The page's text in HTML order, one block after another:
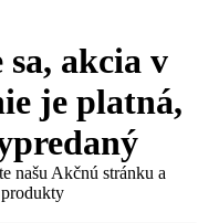
akcia v
je platná,
našu Akčnú stránku a